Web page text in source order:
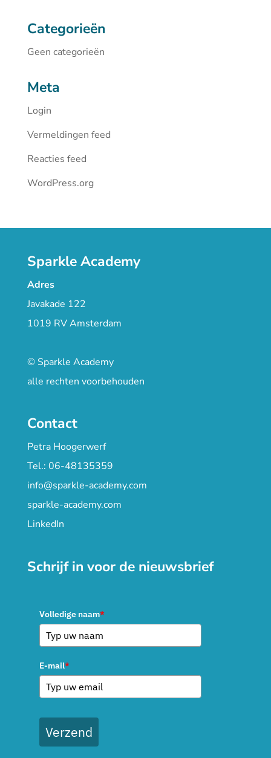
Categorieën
Geen categorieën
Meta
Login
Vermeldingen feed
Reacties feed
WordPress.org
Sparkle Academy
Adres
Javakade 122
1019 RV Amsterdam
© Sparkle Academy
alle rechten voorbehouden
Contact
Petra Hoogerwerf
Tel.: 06-48135359
info@sparkle-academy.com
sparkle-academy.com
LinkedIn
Schrijf in voor de nieuwsbrief
Volledige naam*
E-mail*
Verzend